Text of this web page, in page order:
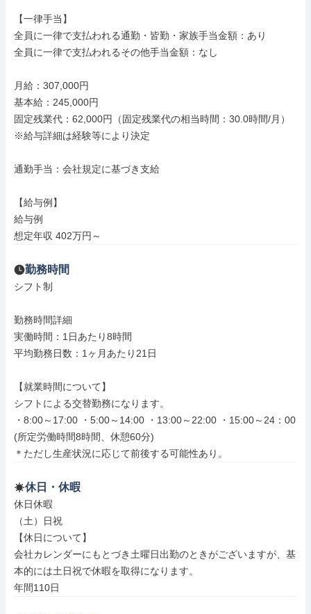
【一律手当】
全員に一律で支払われる通勤・皆勤・家族手当金額：あり
全員に一律で支払われるその他手当金額：なし
月給：307,000円
基本給：245,000円
固定残業代：62,000円（固定残業代の相当時間：30.0時間/月）
※給与詳細は経験等により決定
通勤手当：会社規定に基づき支給
【給与例】
給与例
想定年収 402万円～
勤務時間
シフト制
勤務時間詳細
実働時間：1日あたり8時間
平均勤務日数：1ヶ月あたり21日
【就業時間について】
シフトによる交替勤務になります。
・8:00～17:00 ・5:00～14:00 ・13:00～22:00 ・15:00～24：00
(所定労働時間8時間、休憩60分)
＊ただし生産状況に応じて前後する可能性あり。
休日・休暇
休日休暇
（土）日祝
【休日について】
会社カレンダーにもとづき土曜日出勤のときがございますが、基
本的には土日祝で休暇を取得になります。
年間110日